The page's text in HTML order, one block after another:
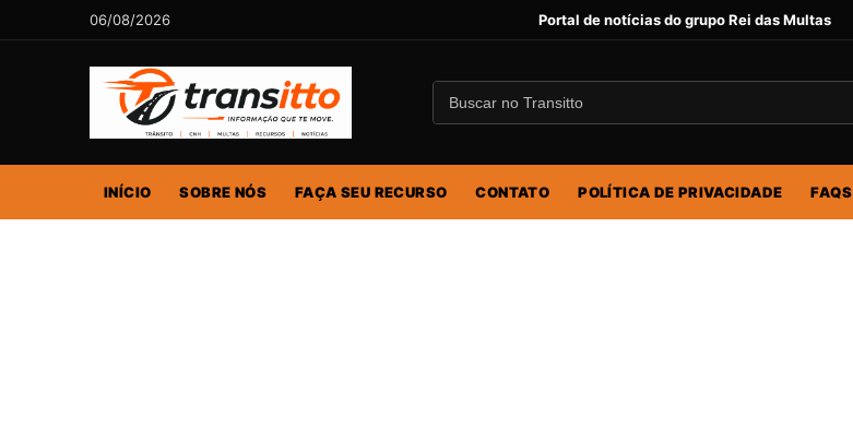
06/08/2026 Portal de notícias do grupo Rei das Multas
INÍCIO SOBRE NÓS FAÇA SEU RECURSO CONTATO POLÍTICA DE PRIVACIDADE FAQS